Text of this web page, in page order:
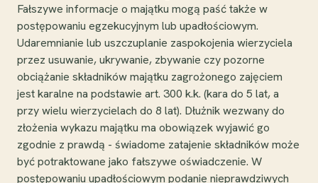
Fałszywe informacje o majątku mogą paść także w
postępowaniu egzekucyjnym lub upadłościowym.
Udaremnianie lub uszczuplanie zaspokojenia wierzyciela
przez usuwanie, ukrywanie, zbywanie czy pozorne
obciążanie składników majątku zagrożonego zajęciem
jest karalne na podstawie art. 300 k.k. (kara do 5 lat, a
przy wielu wierzycielach do 8 lat). Dłużnik wezwany do
złożenia wykazu majątku ma obowiązek wyjawić go
zgodnie z prawdą - świadome zatajenie składników może
być potraktowane jako fałszywe oświadczenie. W
postępowaniu upadłościowym podanie nieprawdziwych